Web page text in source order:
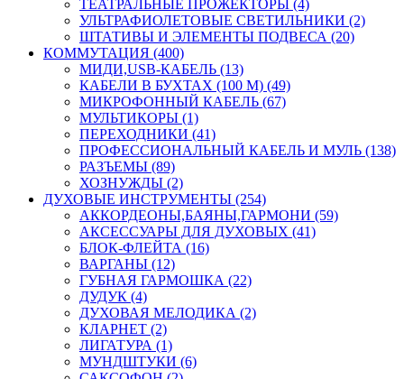
ТЕАТРАЛЬНЫЕ ПРОЖЕКТОРЫ (4)
УЛЬТРАФИОЛЕТОВЫЕ СВЕТИЛЬНИКИ (2)
ШТАТИВЫ И ЭЛЕМЕНТЫ ПОДВЕСА (20)
КОММУТАЦИЯ (400)
МИДИ,USB-КАБЕЛЬ (13)
КАБЕЛИ В БУХТАХ (100 М) (49)
МИКРОФОННЫЙ КАБЕЛЬ (67)
МУЛЬТИКОРЫ (1)
ПЕРЕХОДНИКИ (41)
ПРОФЕССИОНАЛЬНЫЙ КАБЕЛЬ И МУЛЬ (138)
РАЗЪЕМЫ (89)
ХОЗНУЖДЫ (2)
ДУХОВЫЕ ИНСТРУМЕНТЫ (254)
АККОРДЕОНЫ,БАЯНЫ,ГАРМОНИ (59)
АКСЕССУАРЫ ДЛЯ ДУХОВЫХ (41)
БЛОК-ФЛЕЙТА (16)
ВАРГАНЫ (12)
ГУБНАЯ ГАРМОШКА (22)
ДУДУК (4)
ДУХОВАЯ МЕЛОДИКА (2)
КЛАРНЕТ (2)
ЛИГАТУРА (1)
МУНДШТУКИ (6)